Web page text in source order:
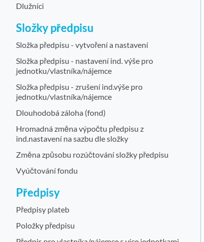
Dlužníci
Složky předpisu
Složka předpisu - vytvoření a nastavení
Složka předpisu - nastavení ind. výše pro
jednotku/vlastníka/nájemce
Složka předpisu - zrušení ind.výše pro
jednotku/vlastníka/nájemce
Dlouhodobá záloha (fond)
Hromadná změna výpočtu předpisu z
ind.nastavení na sazbu dle složky
Změna způsobu rozúčtování složky předpisu
Vyúčtování fondu
Předpisy
Předpisy plateb
Položky předpisu